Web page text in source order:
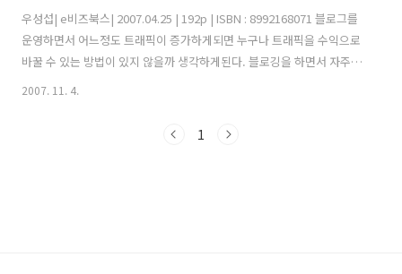
우성섭| e비즈북스| 2007.04.25 | 192p | ISBN : 8992168071 블로그를
운영하면서 어느정도 트래픽이 증가하게되면 누구나 트래픽을 수익으로
바꿀 수 있는 방법이 있지 않을까 생각하게된다. 블로깅을 하면서 자주
접하게 되는 애드센스광고는 나의 호기심을 자극했고 내가 가진 블로그
이야기하면 하루 400정도의 조회수를 기록하는 내 블로그는 수익 창출
2007. 11. 4.
1